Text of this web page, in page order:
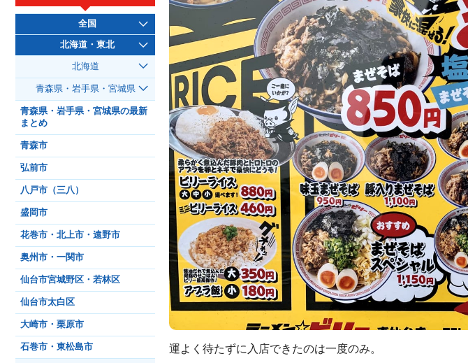
運よく待たずに入店できたのは一度のみ。
全国
北海道・東北
北海道
青森県・岩手県・宮城県
青森県・岩手県・宮城県の最新
まとめ
青森市
弘前市
八戸市（三八）
盛岡市
花巻市・北上市・遠野市
奥州市・一関市
仙台市宮城野区・若林区
仙台市太白区
大崎市・栗原市
石巻市・東松島市